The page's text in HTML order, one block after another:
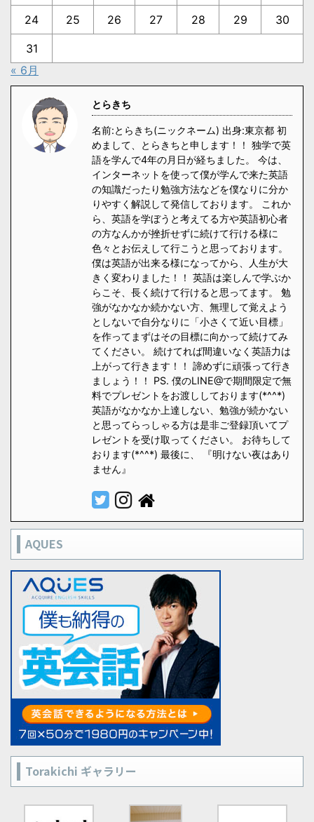
24 25 26 27 28 29 30
31
« 6月
とらきち
名前:とらきち(ニックネーム) 出身:東京都 初
めまして、とらきちと申します！！ 独学で英
語を学んで4年の月日が経ちました。 今は、
インターネットを使って僕が学んで来た英語
の知識だったり勉強方法などを僕なりに分か
りやすく解説して発信しております。 これか
ら、英語を学ぼうと考えてる方や英語初心者
の方なんかが挫折せずに続けて行ける様に
色々とお伝えして行こうと思っております。
僕は英語が出来る様になってから、人生が大
きく変わりました！！ 英語は楽しんで学ぶか
らこそ、長く続けて行けると思ってます。 勉
強がなかなか続かない方、無理して覚えよう
としないで自分なりに「小さくて近い目標」
を作ってまずはその目標に向かって続けてみ
てください。 続けてれば間違いなく英語力は
上がって行きます！！ 諦めずに頑張って行き
ましょう！！ PS. 僕のLINE@で期間限定で無
料でプレゼントをお渡ししております(*^^*)
英語がなかなか上達しない、勉強が続かない
と思ってらっしゃる方は是非ご登録頂いてプ
レゼントを受け取ってください。 お待ちして
おります(*^^*) 最後に、 『明けない夜はあり
ません』
AQUES
Torakichi ギャラリー